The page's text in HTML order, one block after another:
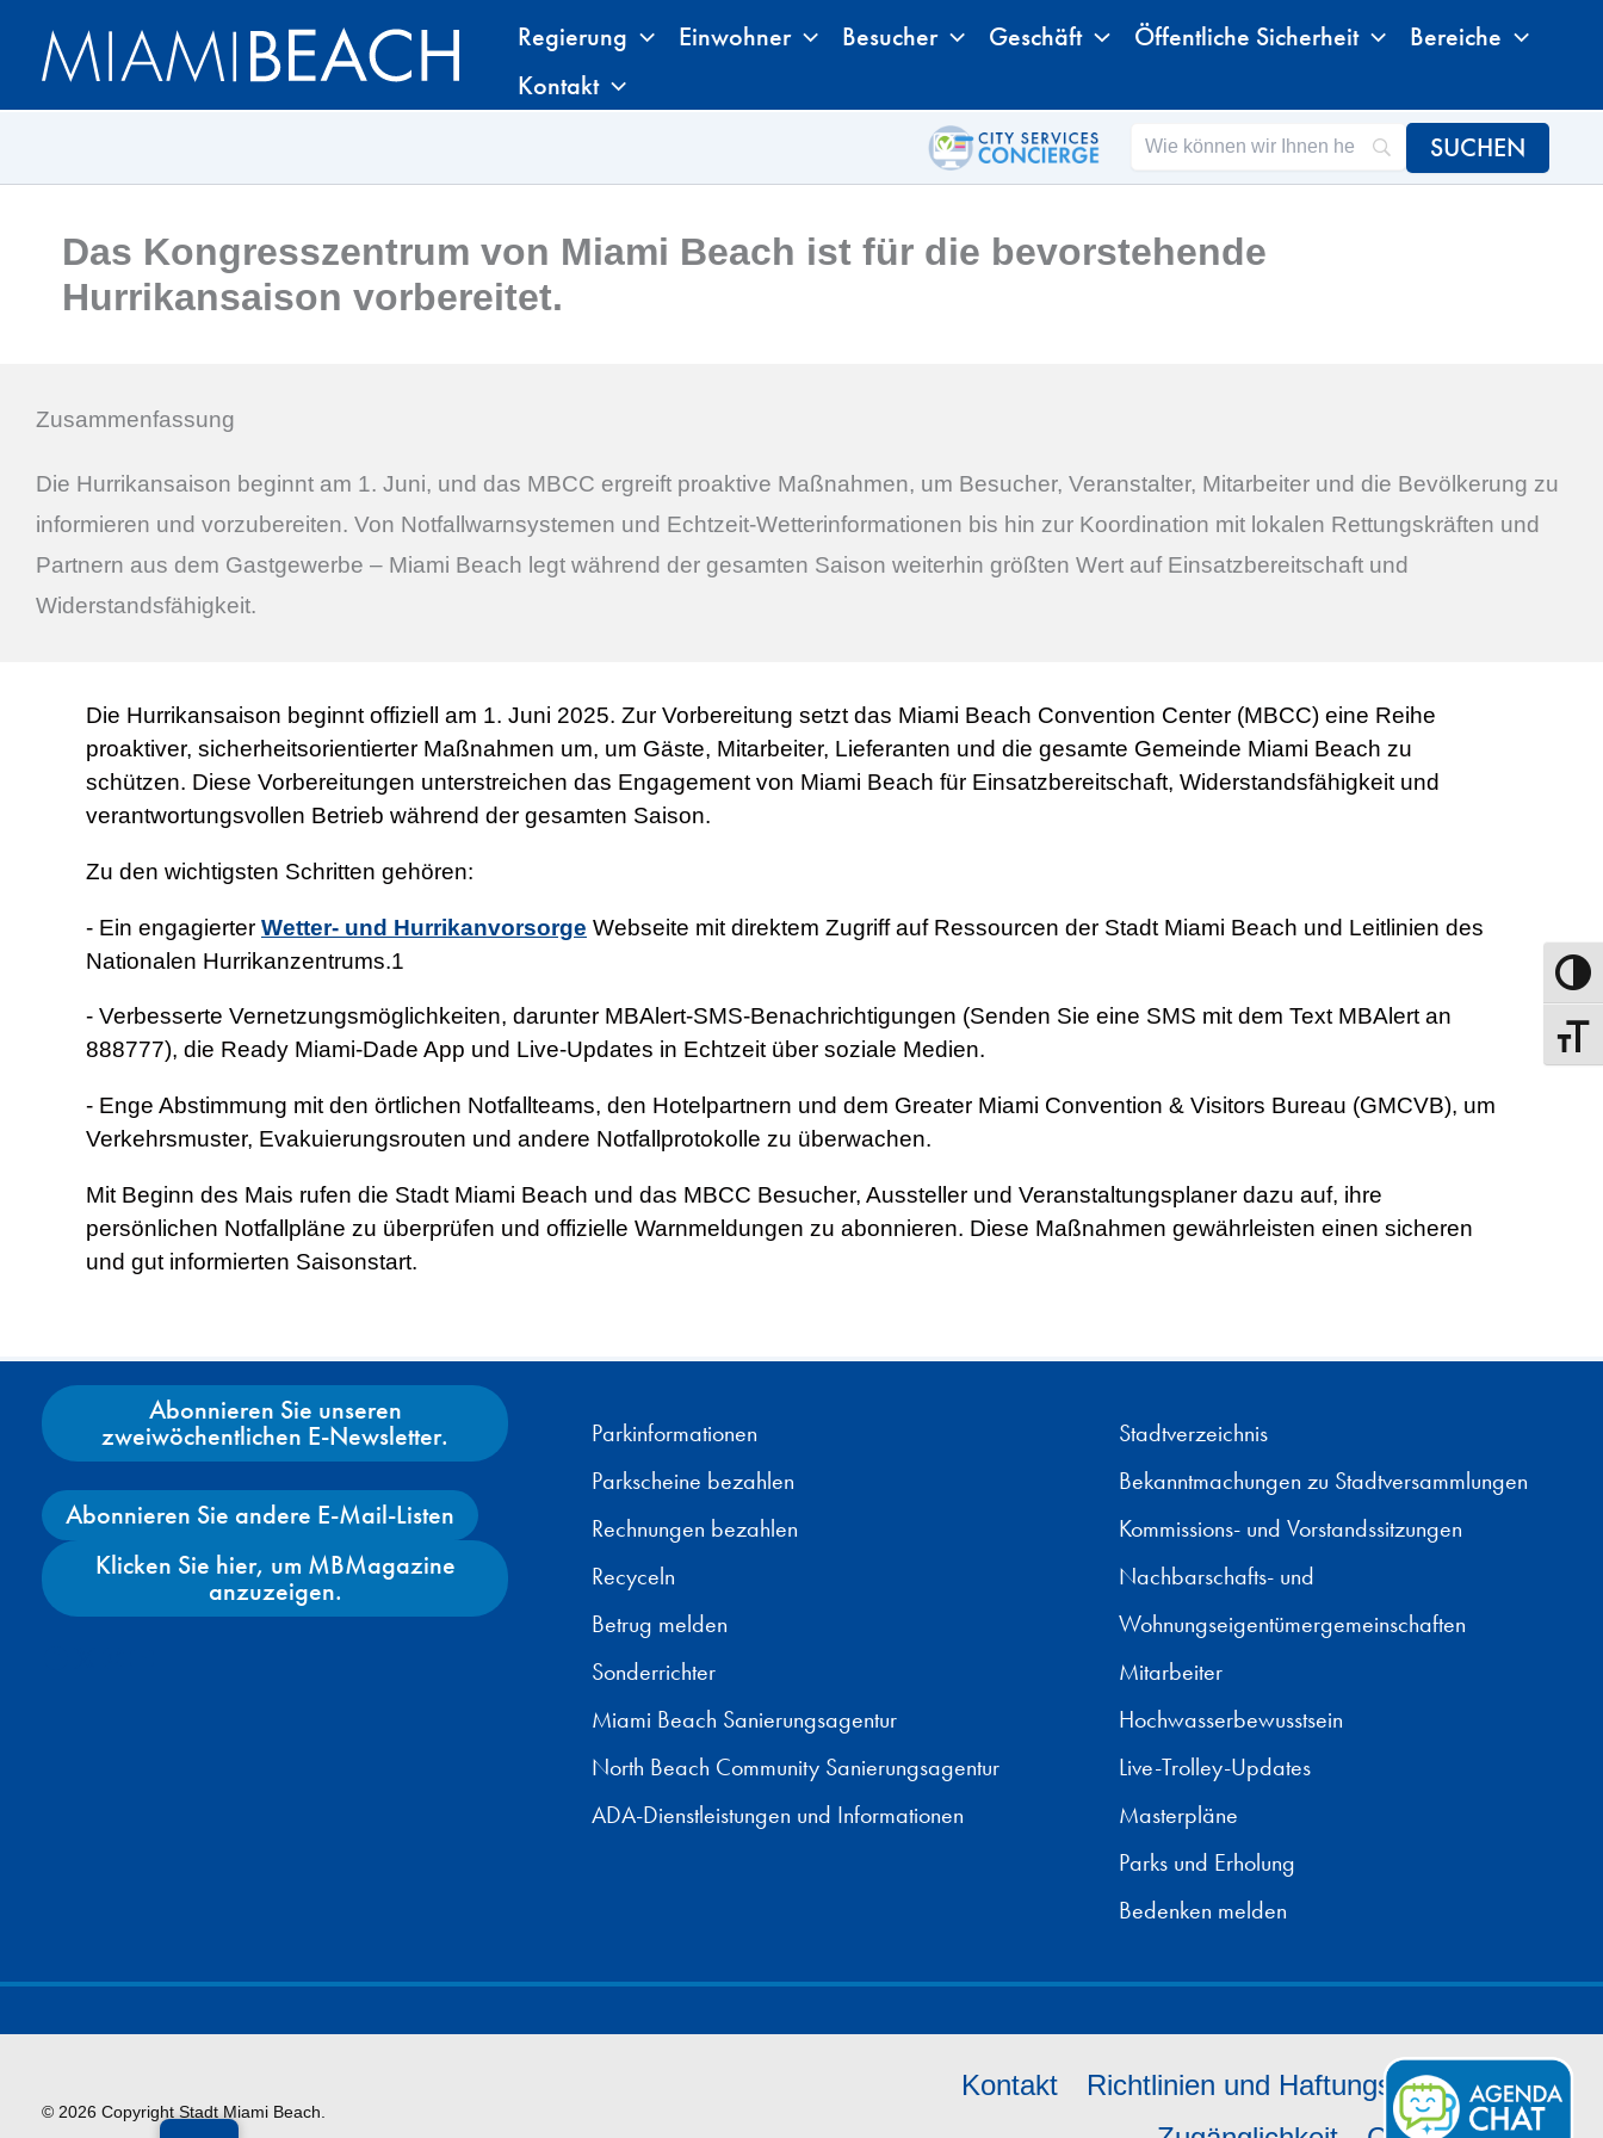
Inhalt
Inhalt
Regierung Einwohner Besucher Geschäft Öffentliche Sicherheit
Bereiche
Kontakt
Das Kongresszentrum von Miami Beach ist für die bevorstehende
Hurrikansaison vorbereitet.
Zusammenfassung
Die Hurrikansaison beginnt am 1. Juni, und das MBCC ergreift proaktive Maßnahmen, um Besucher, Veranstalter, Mitarbeiter und die Bevölkerung zu
informieren und vorzubereiten. Von Notfallwarnsystemen und Echtzeit-Wetterinformationen bis hin zur Koordination mit lokalen Rettungskräften und
Partnern aus dem Gastgewerbe – Miami Beach legt während der gesamten Saison weiterhin größten Wert auf Einsatzbereitschaft und
Widerstandsfähigkeit.
Die Hurrikansaison beginnt offiziell am 1. Juni 2025. Zur Vorbereitung setzt das Miami Beach Convention Center (MBCC) eine Reihe
proaktiver, sicherheitsorientierter Maßnahmen um, um Gäste, Mitarbeiter, Lieferanten und die gesamte Gemeinde Miami Beach zu
schützen. Diese Vorbereitungen unterstreichen das Engagement von Miami Beach für Einsatzbereitschaft, Widerstandsfähigkeit und
verantwortungsvollen Betrieb während der gesamten Saison.
Zu den wichtigsten Schritten gehören:
- Ein engagierter Wetter- und Hurrikanvorsorge Webseite mit direktem Zugriff auf Ressourcen der Stadt Miami Beach und Leitlinien des
Nationalen Hurrikanzentrums.1
- Verbesserte Vernetzungsmöglichkeiten, darunter MBAlert-SMS-Benachrichtigungen (Senden Sie eine SMS mit dem Text MBAlert an
888777), die Ready Miami‑Dade App und Live-Updates in Echtzeit über soziale Medien.
- Enge Abstimmung mit den örtlichen Notfallteams, den Hotelpartnern und dem Greater Miami Convention & Visitors Bureau (GMCVB), um
Verkehrsmuster, Evakuierungsrouten und andere Notfallprotokolle zu überwachen.
Mit Beginn des Mais rufen die Stadt Miami Beach und das MBCC Besucher, Aussteller und Veranstaltungsplaner dazu auf, ihre
persönlichen Notfallpläne zu überprüfen und offizielle Warnmeldungen zu abonnieren. Diese Maßnahmen gewährleisten einen sicheren
und gut informierten Saisonstart.
Abonnieren Sie unseren
zweiwöchentlichen E-Newsletter.
Abonnieren Sie andere E-Mail-Listen
Klicken Sie hier, um MBMagazine
anzuzeigen.
Parkinformationen
Parkscheine bezahlen
Rechnungen bezahlen
Recyceln
Betrug melden
Sonderrichter
Miami Beach Sanierungsagentur
North Beach Community Sanierungsagentur
ADA-Dienstleistungen und Informationen
Stadtverzeichnis
Bekanntmachungen zu Stadtversammlungen
Kommissions- und Vorstandssitzungen
Nachbarschafts- und
Wohnungseigentümergemeinschaften
Mitarbeiter
Hochwasserbewusstsein
Live-Trolley-Updates
Masterpläne
Parks und Erholung
Bedenken melden
© 2026 Copyright Stadt Miami Beach.
Kontakt
Richtlinien und Haftungsausschlüsse